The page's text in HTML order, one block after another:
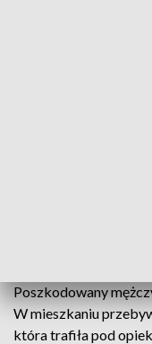
Poszkodowany
W mieszkaniu
która trafiła pod